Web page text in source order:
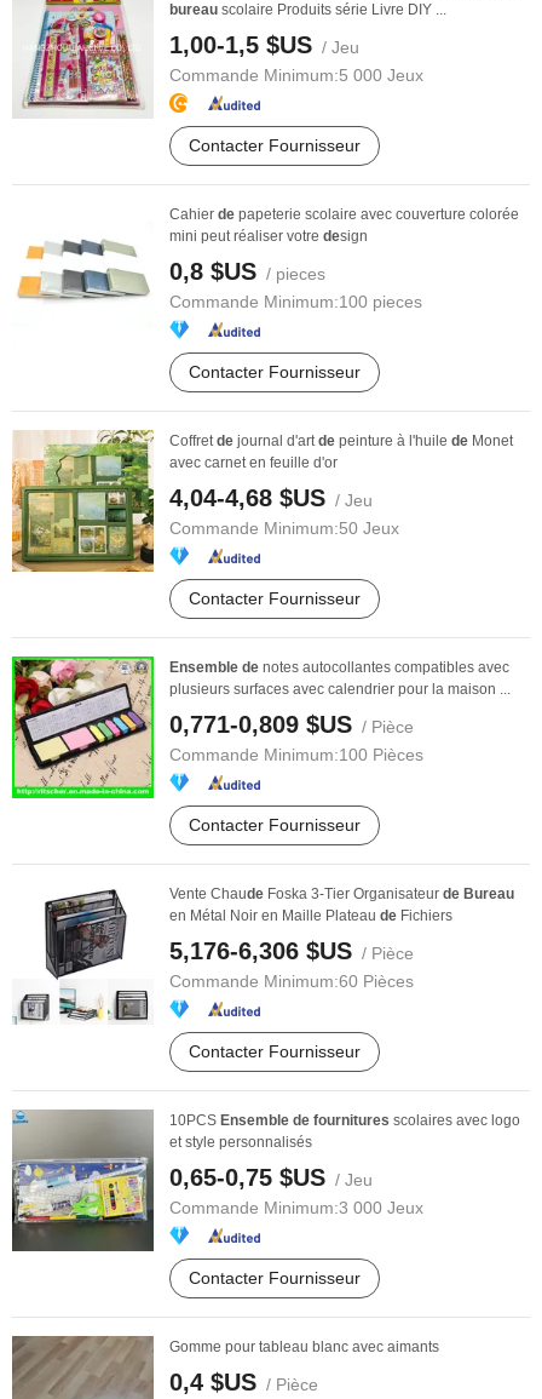
bureau scolaire Produits série Livre DIY ...
1,00-1,5 $US / Jeu
Commande Minimum:5 000 Jeux
Contacter Fournisseur
Cahier de papeterie scolaire avec couverture colorée
mini peut réaliser votre design
0,8 $US / pieces
Commande Minimum:100 pieces
Contacter Fournisseur
Coffretde journal d'artde peinture à l'huile de Monet
avec carnet en feuille d'or
4,04-4,68 $US / Jeu
Commande Minimum:50 Jeux
Contacter Fournisseur
Ensemble de notes autocollantes compatibles avec
plusieurs surfaces avec calendrier pour la maison ...
0,771-0,809 $US / Pièce
Commande Minimum:100 Pièces
Contacter Fournisseur
Vente Chaude Foska 3-Tier Organisateur de Bureau
en Métal Noir en Maille Plateau de Fichiers
5,176-6,306 $US / Pièce
Commande Minimum:60 Pièces
Contacter Fournisseur
10PCS Ensemble de fournitures scolaires avec logo
et style personnalisés
0,65-0,75 $US / Jeu
Commande Minimum:3 000 Jeux
Contacter Fournisseur
Gomme pour tableau blanc avec aimants
0,4 $US / Pièce